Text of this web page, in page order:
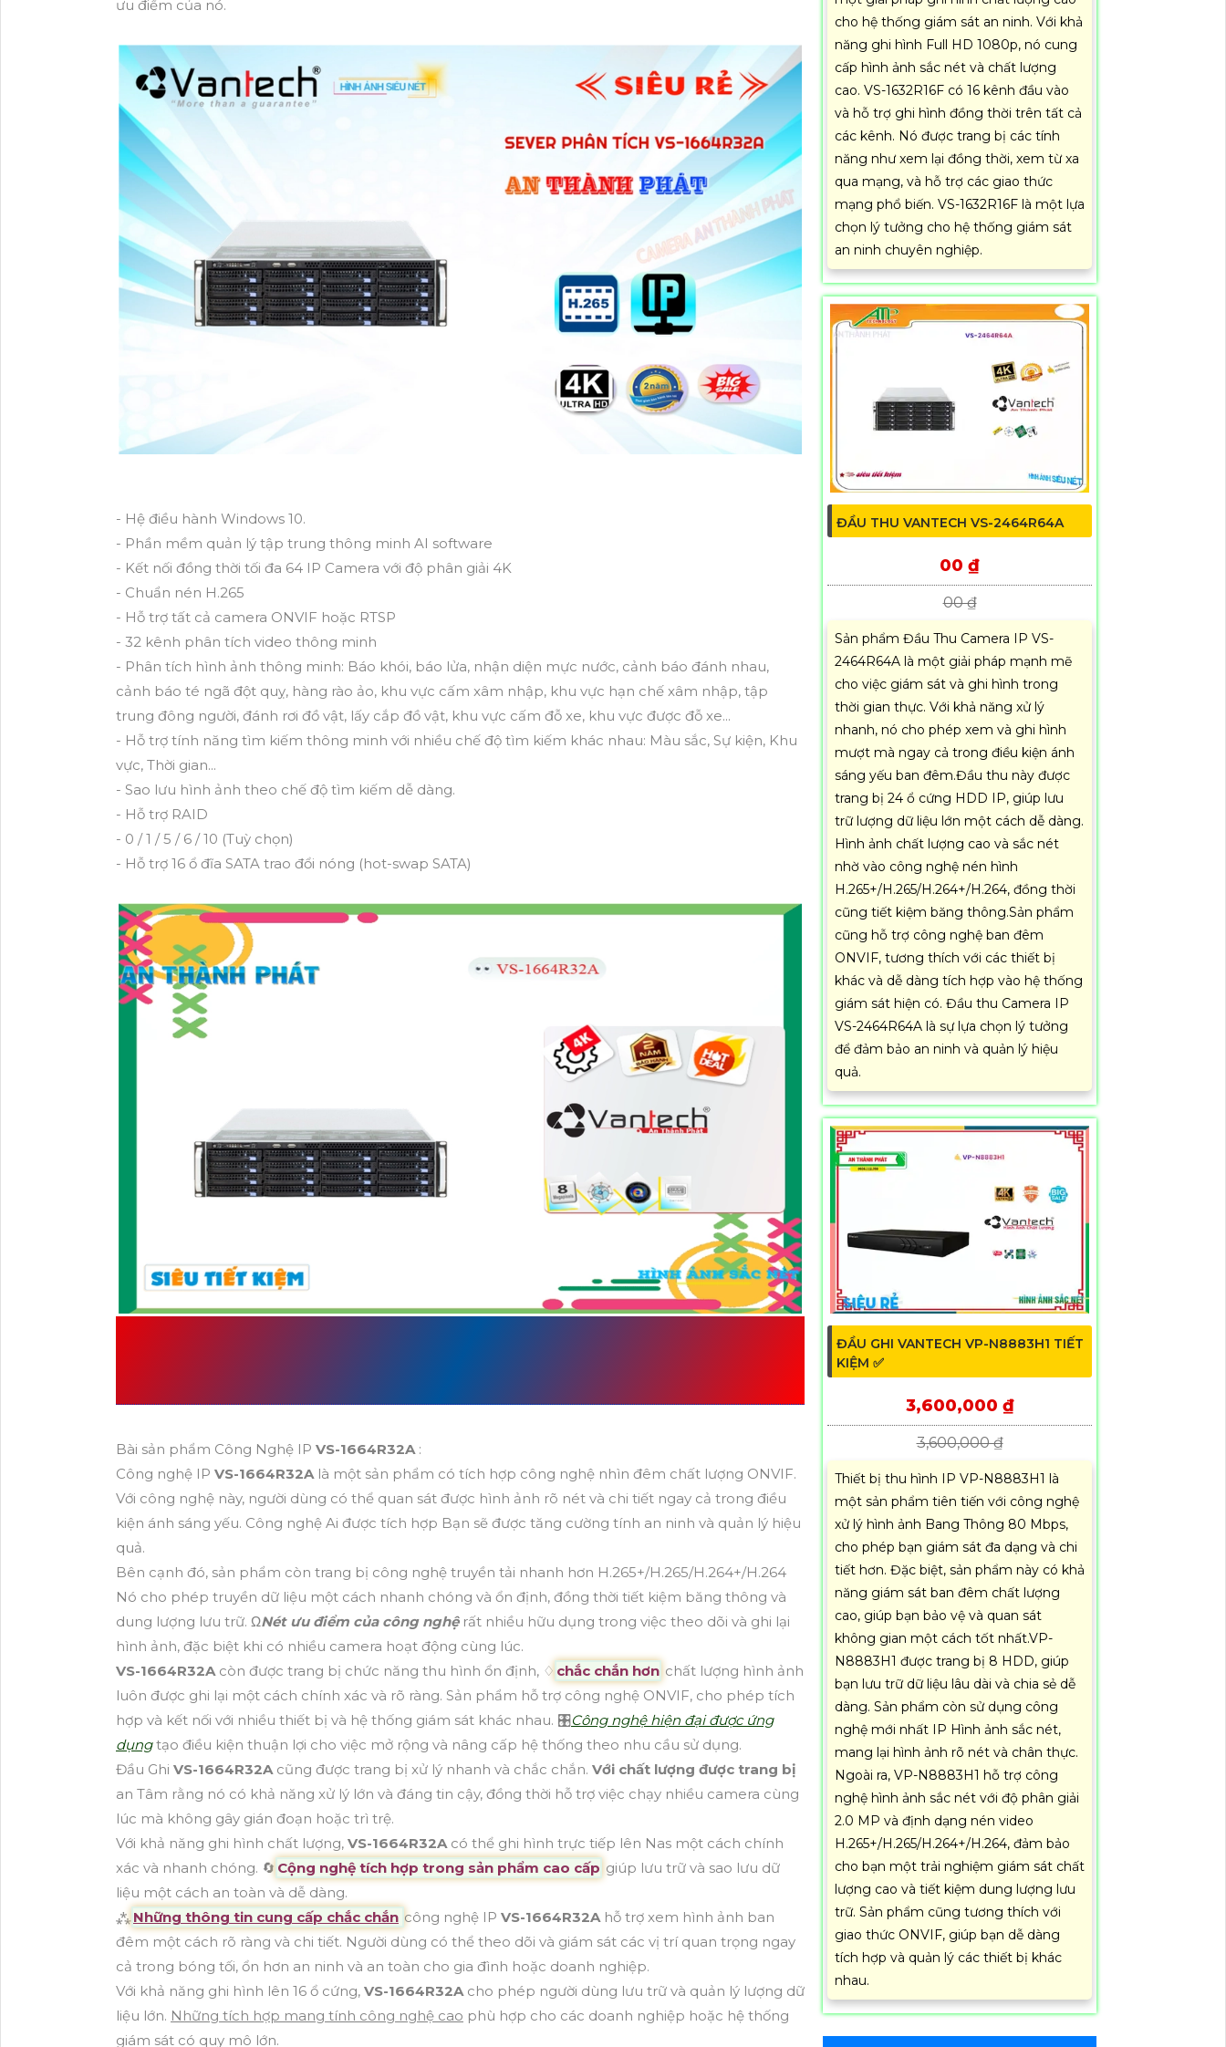
ưu điểm của nó.
- Hệ điều hành Windows 10.
- Phần mềm quản lý tập trung thông minh AI software
- Kết nối đồng thời tối đa 64 IP Camera với độ phân giải 4K
- Chuẩn nén H.265
- Hỗ trợ tất cả camera ONVIF hoặc RTSP
- 32 kênh phân tích video thông minh
- Phân tích hình ảnh thông minh: Báo khói, báo lửa, nhận diện mực nước, cảnh báo đánh nhau,
cảnh báo té ngã đột quỵ, hàng rào ảo, khu vực cấm xâm nhập, khu vực hạn chế xâm nhập, tập
trung đông người, đánh rơi đồ vật, lấy cắp đồ vật, khu vực cấm đỗ xe, khu vực được đỗ xe...
- Hỗ trợ tính năng tìm kiếm thông minh với nhiều chế độ tìm kiếm khác nhau: Màu sắc, Sự kiện, Khu
vực, Thời gian...
- Sao lưu hình ảnh theo chế độ tìm kiếm dễ dàng.
- Hỗ trợ RAID
- 0 / 1 / 5 / 6 / 10 (Tuỳ chọn)
- Hỗ trợ 16 ổ đĩa SATA trao đổi nóng (hot-swap SATA)
Bài sản phẩm Công Nghệ IP VS-1664R32A :
Công nghệ IP VS-1664R32A là một sản phẩm có tích hợp công nghệ nhìn đêm chất lượng ONVIF.
Với công nghệ này, người dùng có thể quan sát được hình ảnh rõ nét và chi tiết ngay cả trong điều
kiện ánh sáng yếu. Công nghệ Ai được tích hợp Bạn sẽ được tăng cường tính an ninh và quản lý hiệu
quả.
Bên cạnh đó, sản phẩm còn trang bị công nghệ truyền tải nhanh hơn H.265+/H.265/H.264+/H.264
Nó cho phép truyền dữ liệu một cách nhanh chóng và ổn định, đồng thời tiết kiệm băng thông và
dung lượng lưu trữ. ΩNét ưu điểm của công nghệrất nhiều hữu dụng trong việc theo dõi và ghi lại
hình ảnh, đặc biệt khi có nhiều camera hoạt động cùng lúc.
VS-1664R32A còn được trang bị chức năng thu hình ổn định, ♢ chắc chắn hơn chất lượng hình ảnh
luôn được ghi lại một cách chính xác và rõ ràng. Sản phẩm hỗ trợ công nghệ ONVIF, cho phép tích
hợp và kết nối với nhiều thiết bị và hệ thống giám sát khác nhau. 🎛Công nghệ hiện đại được ứng
dụngtạo điều kiện thuận lợi cho việc mở rộng và nâng cấp hệ thống theo nhu cầu sử dụng.
Đầu Ghi VS-1664R32A cũng được trang bị xử lý nhanh và chắc chắn. Với chất lượng được trang bị
an Tâm rằng nó có khả năng xử lý lớn và đáng tin cậy, đồng thời hỗ trợ việc chạy nhiều camera cùng
lúc mà không gây gián đoạn hoặc trì trệ.
Với khả năng ghi hình chất lượng, VS-1664R32A có thể ghi hình trực tiếp lên Nas một cách chính
xác và nhanh chóng. 🔄 Cộng nghệ tích hợp trong sản phẩm cao cấp giúp lưu trữ và sao lưu dữ
liệu một cách an toàn và dễ dàng.
⁂Những thông tin cung cấp chắc chắn công nghệ IP VS-1664R32A hỗ trợ xem hình ảnh ban
đêm một cách rõ ràng và chi tiết. Người dùng có thể theo dõi và giám sát các vị trí quan trọng ngay
cả trong bóng tối, ổn hơn an ninh và an toàn cho gia đình hoặc doanh nghiệp.
Với khả năng ghi hình lên 16 ổ cứng, VS-1664R32A cho phép người dùng lưu trữ và quản lý lượng dữ
liệu lớn. Những tích hợp mang tính công nghệ cao phù hợp cho các doanh nghiệp hoặc hệ thống
giám sát có quy mô lớn.
cho hệ thống giám sát an ninh. Với khả
năng ghi hình Full HD 1080p, nó cung
cấp hình ảnh sắc nét và chất lượng
cao. VS-1632R16F có 16 kênh đầu vào
và hỗ trợ ghi hình đồng thời trên tất cả
các kênh. Nó được trang bị các tính
năng như xem lại đồng thời, xem từ xa
qua mạng, và hỗ trợ các giao thức
mạng phổ biến. VS-1632R16F là một lựa
chọn lý tưởng cho hệ thống giám sát
an ninh chuyên nghiệp.
ĐẦU THU VANTECH VS-2464R64A
00 ₫
00 ₫
Sản phẩm Đầu Thu Camera IP VS-
2464R64A là một giải pháp mạnh mẽ
cho việc giám sát và ghi hình trong
thời gian thực. Với khả năng xử lý
nhanh, nó cho phép xem và ghi hình
mượt mà ngay cả trong điều kiện ánh
sáng yếu ban đêm.Đầu thu này được
trang bị 24 ổ cứng HDD IP, giúp lưu
trữ lượng dữ liệu lớn một cách dễ dàng.
Hình ảnh chất lượng cao và sắc nét
nhờ vào công nghệ nén hình
H.265+/H.265/H.264+/H.264, đồng thời
cũng tiết kiệm băng thông.Sản phẩm
cũng hỗ trợ công nghệ ban đêm
ONVIF, tương thích với các thiết bị
khác và dễ dàng tích hợp vào hệ thống
giám sát hiện có. Đầu thu Camera IP
VS-2464R64A là sự lựa chọn lý tưởng
để đảm bảo an ninh và quản lý hiệu
quả.
ĐẦU GHI VANTECH VP-N8883H1 TIẾT
KIỆM ✅
3,600,000 ₫
3,600,000 ₫
Thiết bị thu hình IP VP-N8883H1 là
một sản phẩm tiên tiến với công nghệ
xử lý hình ảnh Bang Thông 80 Mbps,
cho phép bạn giám sát đa dạng và chi
tiết hơn. Đặc biệt, sản phẩm này có khả
năng giám sát ban đêm chất lượng
cao, giúp bạn bảo vệ và quan sát
không gian một cách tốt nhất.VP-
N8883H1 được trang bị 8 HDD, giúp
bạn lưu trữ dữ liệu lâu dài và chia sẻ dễ
dàng. Sản phẩm còn sử dụng công
nghệ mới nhất IP Hình ảnh sắc nét,
mang lại hình ảnh rõ nét và chân thực.
Ngoài ra, VP-N8883H1 hỗ trợ công
nghệ hình ảnh sắc nét với độ phân giải
2.0 MP và định dạng nén video
H.265+/H.265/H.264+/H.264, đảm bảo
cho bạn một trải nghiệm giám sát chất
lượng cao và tiết kiệm dung lượng lưu
trữ. Sản phẩm cũng tương thích với
giao thức ONVIF, giúp bạn dễ dàng
tích hợp và quản lý các thiết bị khác
nhau.